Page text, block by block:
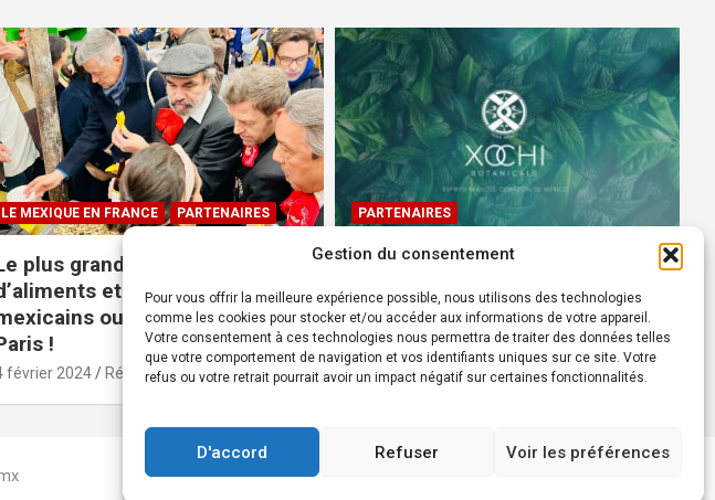
Gestion du consentement
Pour vous offrir la meilleure expérience possible, nous utilisons des technologies
comme les cookies pour stocker et/ou accéder aux informations de votre appareil.
Votre consentement à ces technologies nous permettra de traiter des données telles
que votre comportement de navigation et vos identifiants uniques sur ce site. Votre
refus ou votre retrait pourrait avoir un impact négatif sur certaines fonctionnalités.
D'accord Refuser Voir les préférences
LE MEXIQUE EN FRANCE PARTENAIRES
plus grand magasin
et produits
ouvre ses portes à
!
février 2024 Rédacteur
PARTENAIRES
Devenez Ambassadeur XOCHI
BOTANICALS – « El espíritu
francés con corazón de
México! »
24 août 2022 Rédacteur